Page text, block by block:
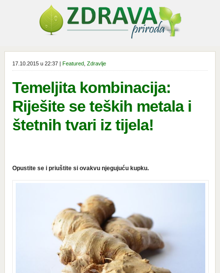
17.10.2015 u 22:37 | Featured, Zdravlje
Temeljita kombinacija:
Riješite se teških metala i
štetnih tvari iz tijela!
Opustite se i priuštite si ovakvu njegujuću kupku.